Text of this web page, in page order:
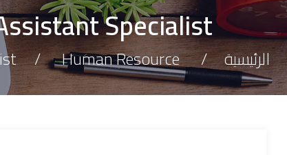
Specialist
الرئيسية Human Resource